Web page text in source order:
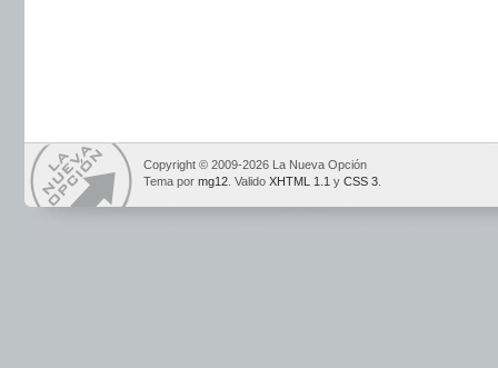
Copyright © 2009-2026 La Nueva Opción
Tema por mg12 . Valido XHTML 1.1 y CSS 3